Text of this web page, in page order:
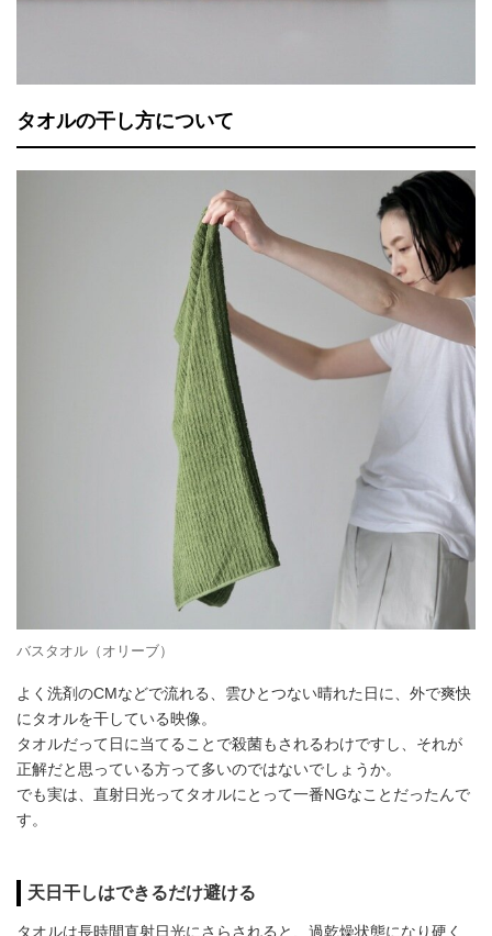
タオルの干し方について
バスタオル（オリーブ）
よく洗剤のCMなどで流れる、雲ひとつない晴れた日に、外で爽快
にタオルを干している映像。
タオルだって日に当てることで殺菌もされるわけですし、それが
正解だと思っている方って多いのではないでしょうか。
でも実は、直射日光ってタオルにとって一番NGなことだったんで
す。
天日干しはできるだけ避ける
タオルは長時間直射日光にさらされると、過乾燥状態になり硬く